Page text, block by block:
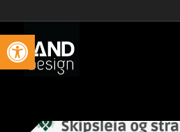
Vis verktøylinjen